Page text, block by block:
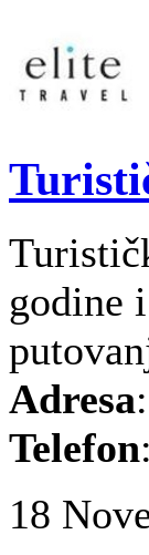
godine
Adresa
Telefon
18